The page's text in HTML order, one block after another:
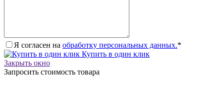
Я согласен на обработку персональных данных.*
Купить в один клик
Закрыть окно
Запросить стоимость товара